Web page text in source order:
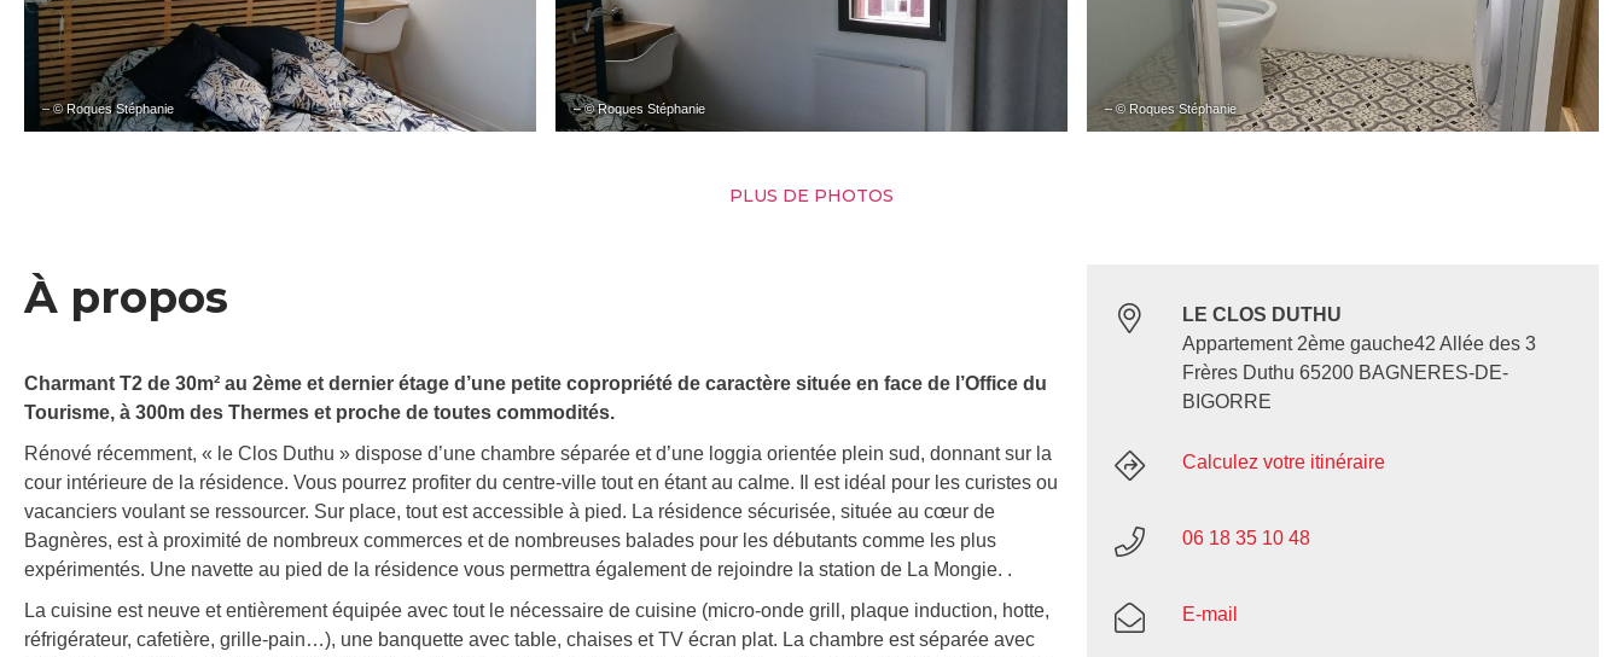
– © Roques Stéphanie – © Roques Stéphanie – © Roques Stéphanie
PLUS DE PHOTOS
À propos
Charmant T2 de 30m² au 2ème et dernier étage d’une petite copropriété de caractère située en face de l’Office du
Tourisme, à 300m des Thermes et proche de toutes commodités.
Rénové récemment, « le Clos Duthu » dispose d’une chambre séparée et d’une loggia orientée plein sud, donnant sur la
cour intérieure de la résidence. Vous pourrez profiter du centre-ville tout en étant au calme. Il est idéal pour les curistes ou
vacanciers voulant se ressourcer. Sur place, tout est accessible à pied. La résidence sécurisée, située au cœur de
Bagnères, est à proximité de nombreux commerces et de nombreuses balades pour les débutants comme les plus
expérimentés. Une navette au pied de la résidence vous permettra également de rejoindre la station de La Mongie. .
La cuisine est neuve et entièrement équipée avec tout le nécessaire de cuisine (micro-onde grill, plaque induction, hotte,
réfrigérateur, cafetière, grille-pain…), une banquette avec table, chaises et TV écran plat. La chambre est séparée avec
LE CLOS DUTHU
Appartement 2ème gauche42 Allée des 3
Frères Duthu 65200 BAGNERES-DE-
BIGORRE
Calculez votre itinéraire
06 18 35 10 48
E-mail